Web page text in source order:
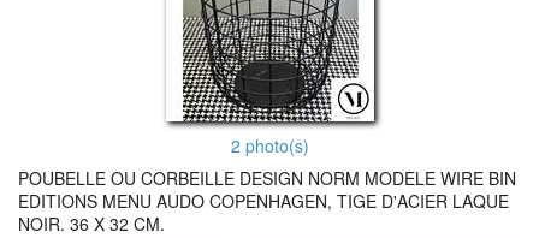
2 photo(s)
POUBELLE OU CORBEILLE DESIGN NORM MODELE WIRE BIN
EDITIONS MENU AUDO COPENHAGEN, TIGE D'ACIER LAQUE
NOIR. 36 X 32 CM.